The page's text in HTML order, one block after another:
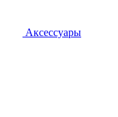
Аксессуары